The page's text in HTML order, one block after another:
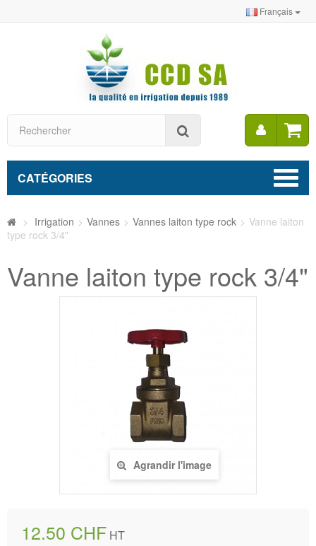
Français
Mon
CATÉGORIES
> Irrigation > Vannes > Vannes laiton type rock > Vanne laiton
type rock 3/4"
Vanne laiton type rock 3/4"
Agrandir l'image
12.50 CHF HT